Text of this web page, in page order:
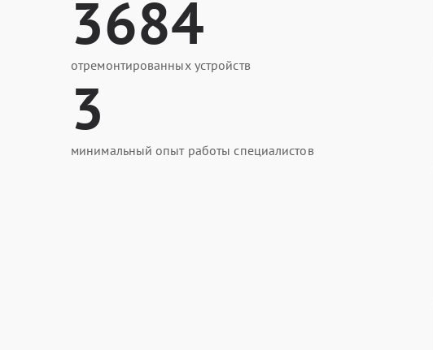
3684
отремонтированных устройств
3
минимальный опыт работы специалистов